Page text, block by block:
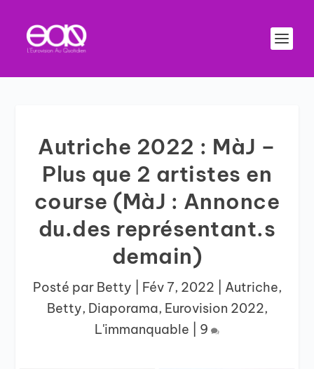
Autriche 2022 : MàJ –
Plus que 2 artistes en
course (MàJ : Annonce
du.des représentant.s
demain)
Posté par Betty Fév 7, 2022 Autriche,
Betty, Diaporama, Eurovision 2022,
L'immanquable
9